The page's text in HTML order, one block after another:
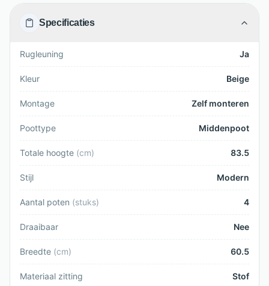
Specificaties
Rugleuning Ja
Kleur Beige
Montage Zelf monteren
Poottype Middenpoot
Totale hoogte (cm) 83.5
Stijl Modern
Aantal poten (stuks) 4
Draaibaar Nee
Breedte (cm) 60.5
Materiaal zitting Stof